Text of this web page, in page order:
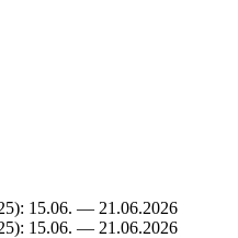
15.06. — 21.06.2026
15.06. — 21.06.2026